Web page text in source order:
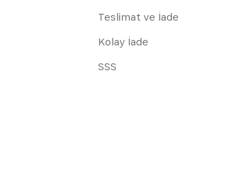
Teslimat ve İade
Kolay İade
SSS